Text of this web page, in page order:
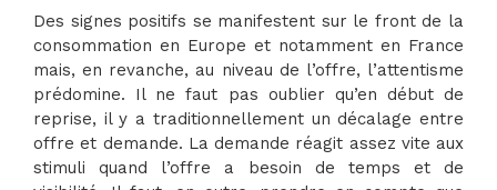
Des signes positifs se manifestent sur le front de la
consommation en Europe et notamment en France
mais, en revanche, au niveau de l’offre, l’attentisme
prédomine. Il ne faut pas oublier qu’en début de
reprise, il y a traditionnellement un décalage entre
offre et demande. La demande réagit assez vite aux
stimuli quand l’offre a besoin de temps et de